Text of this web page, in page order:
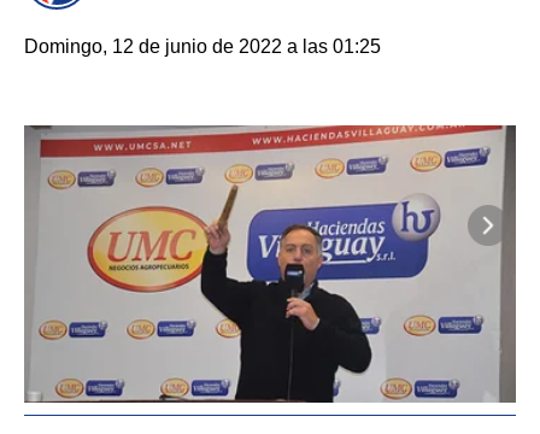
Domingo, 12 de junio de 2022 a las 01:25